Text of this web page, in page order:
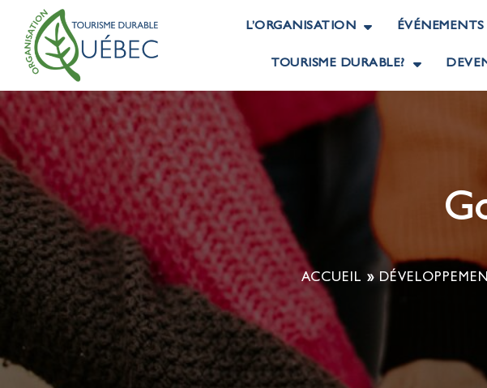
L’ORGANISATION
TOURISME DURABLE?
ACCUEIL »